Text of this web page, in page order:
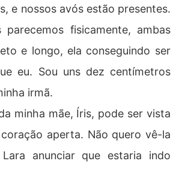
e nossos avós estão presentes.
fisicamente, ambas
e longo, ela conseguindo ser
eu. Sou uns dez centímetros
irmã.
minha mãe, Íris, pode ser vista
aperta. Não quero vê-la
anunciar que estaria indo